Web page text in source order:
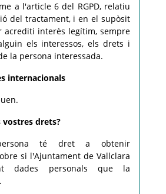
a l'article 6 del RGPD, relatiu
del tractament, i en el supòsit
acrediti interès legítim, sempre
els interessos, els drets i
la persona interessada.
internacionals
vostres drets?
té dret a obtenir
si l'Ajuntament de Vallclara
dades personals que la